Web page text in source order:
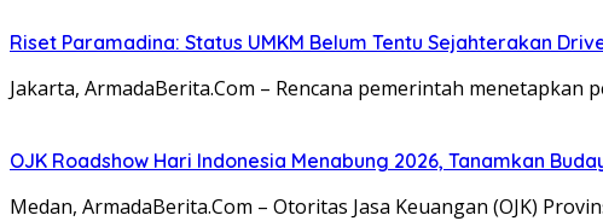
Riset Paramadina: Status UMKM Belum Tentu Sejahterakan
Jakarta, ArmadaBerita.Com – Rencana pemerintah
OJK Roadshow Hari Indonesia Menabung 2026, Tanamkan
Medan, ArmadaBerita.Com – Otoritas Jasa Keuangan (OJK)